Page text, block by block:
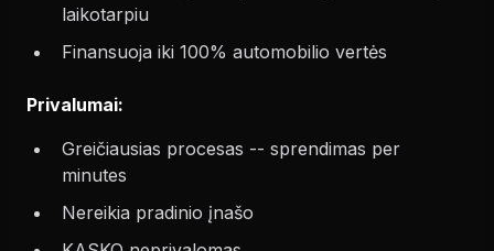
laikotarpiu
Finansuoja iki 100% automobilio vertės
Privalumai:
Greičiausias procesas -- sprendimas per
minutes
Nereikia pradinio įnašo